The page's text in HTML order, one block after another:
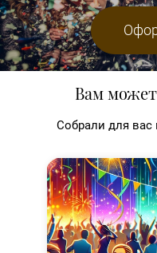
Вам
Собрали для